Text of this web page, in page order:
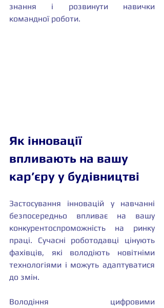
знання і розвинути навички
командної роботи.
Як інновації
впливають на вашу
кар’єру у будівництві
Застосування інновацій у навчанні
безпосередньо впливає на вашу
конкурентоспроможність на ринку
праці. Сучасні роботодавці цінують
фахівців, які володіють новітніми
технологіями і можуть адаптуватися
до змін.
Володіння цифровими